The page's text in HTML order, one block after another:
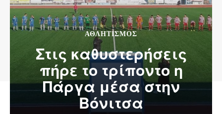
ΑΘΛΗΤΙΣΜΌΣ
Στις καθυστερήσεις
πήρε το τρίποντο η
Πάργα μέσα στην
Βόνιτσα